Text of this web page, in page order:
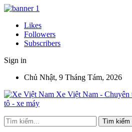
Likes
Followers
Subscribers
Sign in
Chủ Nhật, 9 Tháng Tám, 2026
Xe Việt Nam - Chuyên
tô - xe máy